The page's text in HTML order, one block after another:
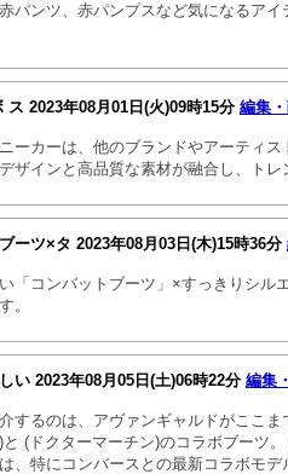
パンツ、赤パンプスなど気になるア
ス 2023年08月01日(火)09時15分 編集
ーカーは、他のブランドやアーティ
ザインと高品質な素材が融合し、ト
ーツ×タ 2023年08月03日(木)15時36分
「コンバットブーツ」×すっきりシル
。
い 2023年08月05日(土)06時22分 編集
するのは、アヴァンギャルドがここ
と (ドクターマーチン)のコラボブーツ
、特にコンバースとの最新コラボモ